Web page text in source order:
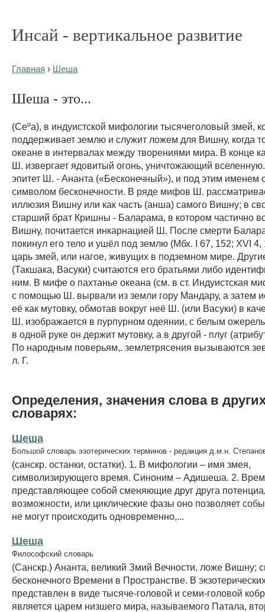
Инсай - вертикальное развитие
Главная › Шеша
Шеша - это...
(Сеºа), в индуистской мифологии тысячеголовый змей,
поддерживает землю и служит ложем для Вишну, когда
океане в интервалах между творениями мира. В конце
Ш. извергает ядовитый огонь, уничтожающий
эпитет Ш. - Ананта («Бесконечный»), и под этим именем
символом бесконечности. В ряде мифов Ш.
иллюзия Вишну или как часть (анша) самого Вишну; в
старший брат Кришны - Баларама, в котором частично
Вишну, почитается инкарнацией Ш. После смерти
покинул его тело и ушёл под землю (Мбх. I 67, 152; XVI
царь змей, или нагое, живущих в подземном мире.
(Такшака, Васуки) считаются его братьями либо
ним. В мифе о пахтанье океана (см. в ст. Индуистская
с помощью Ш. вырвали из земли гору Мандару, а затем
её как мутовку, обмотав вокруг неё Ш. (или Васуки) в
Ш. изображается в пурпурном одеянии, с белым
в одной руке он держит мутовку, а в другой - плуг
По народным поверьям,. землетрясения вызываются
л. Г.
Определения, значения слова в
словарях:
Шеша
Большой словарь эзотерических терминов - редакция д.м.н.
(санскр. останки, остатки). 1. В мифологии – имя змея,
символизирующего время. Синоним – Адишеша. 2.
представляющее собой сменяющие друг друга
возможности, или циклические фазы оно позволяет
не могут происходить одновременно,...
Шеша
Философский словарь
(Санскр.) Ананта, великий Змий Вечности, ложе Вишну;
бесконечного Времени в Пространстве. В
представлен в виде тысяче-головой и семи-головой
является царем низшего мира, называемого Патала,